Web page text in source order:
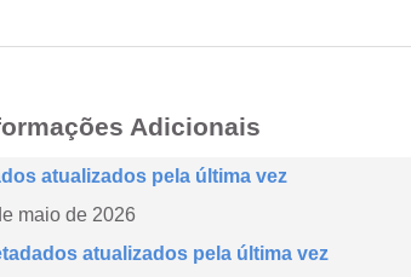
Adicionais
atualizados pela última vez
maio de 2026
atualizados pela última vez